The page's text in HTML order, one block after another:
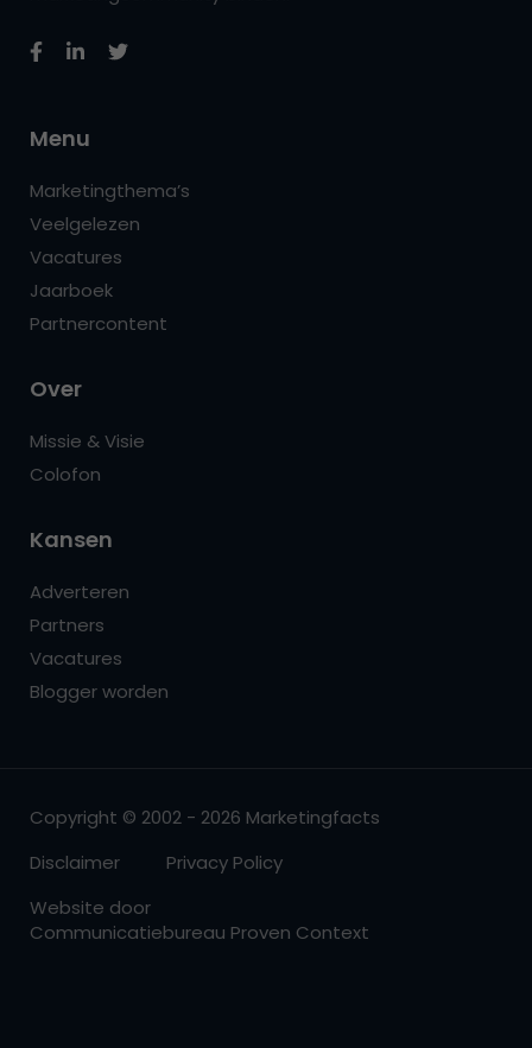
Menu
Marketingthema’s
Veelgelezen
Vacatures
Jaarboek
Partnercontent
Over
Missie & Visie
Colofon
Kansen
Adverteren
Partners
Vacatures
Blogger worden
Copyright © 2002 - 2026 Marketingfacts
Disclaimer
Privacy Policy
Website door
Communicatiebureau Proven Context